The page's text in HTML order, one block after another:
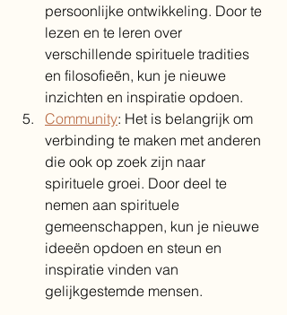
persoonlijke ontwikkeling. Door te
lezen en te leren over
verschillende spirituele tradities
en filosofieën, kun je nieuwe
inzichten en inspiratie opdoen.
Community: Het is belangrijk om
verbinding te maken met anderen
die ook op zoek zijn naar
spirituele groei. Door deel te
nemen aan spirituele
gemeenschappen, kun je nieuwe
ideeën opdoen en steun en
inspiratie vinden van
gelijkgestemde mensen.